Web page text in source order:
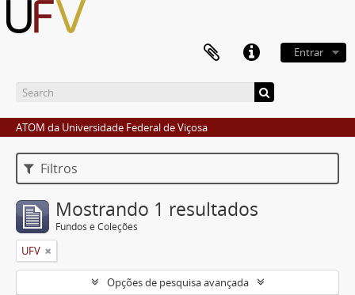
Entrar
ATOM da Universidade Federal de Viçosa
Filtros
Mostrando 1 resultados
Fundos e Coleções
UFV
Opções de pesquisa avançada